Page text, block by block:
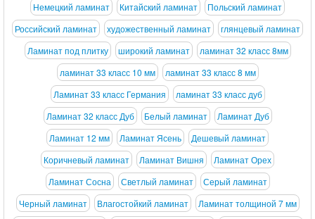
Немецкий ламинат
Китайский ламинат
Польский ламинат
Российский ламинат
художественный ламинат
глянцевый ламинат
Ламинат под плитку
широкий ламинат
ламинат 32 класс 8мм
ламинат 33 класс 10 мм
ламинат 33 класс 8 мм
Ламинат 33 класс Германия
ламинат 33 класс дуб
Ламинат 32 класс Дуб
Белый ламинат
Ламинат Дуб
Ламинат 12 мм
Ламинат Ясень
Дешевый ламинат
Коричневый ламинат
Ламинат Вишня
Ламинат Орех
Ламинат Сосна
Светлый ламинат
Серый ламинат
Черный ламинат
Влагостойкий ламинат
Ламинат толщиной 7 мм